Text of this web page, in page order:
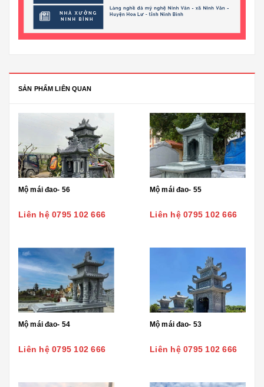
SẢN PHẨM LIÊN QUAN
Mộ mái đao- 56
Liên hệ 0795 102 666
Mộ mái đao- 55
Liên hệ 0795 102 666
Mộ mái đao- 54
Liên hệ 0795 102 666
Mộ mái đao- 53
Liên hệ 0795 102 666